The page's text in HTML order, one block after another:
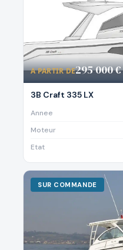
A PARTIR DE295 000 €
3B Craft 335 LX
Annee
Moteur
Etat
SUR COMMANDE